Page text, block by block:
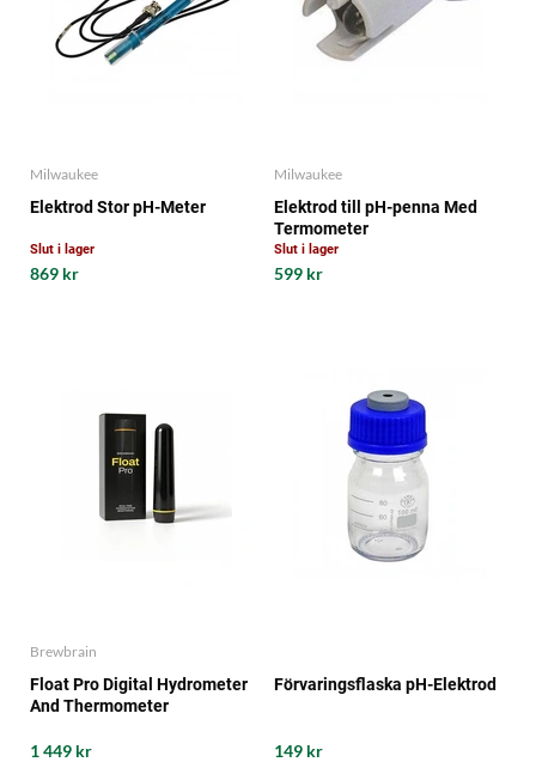
Milwaukee
Elektrod Stor pH-Meter
Slut i lager
869 kr
Milwaukee
Elektrod till pH-penna Med
Termometer
Slut i lager
599 kr
Brewbrain
Float Pro Digital Hydrometer
And Thermometer
1 449 kr
Förvaringsflaska pH-Elektrod
149 kr